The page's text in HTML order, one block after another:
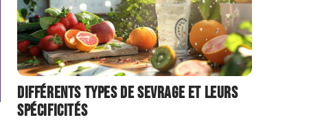
Différents types de sevrage et leurs
spécificités